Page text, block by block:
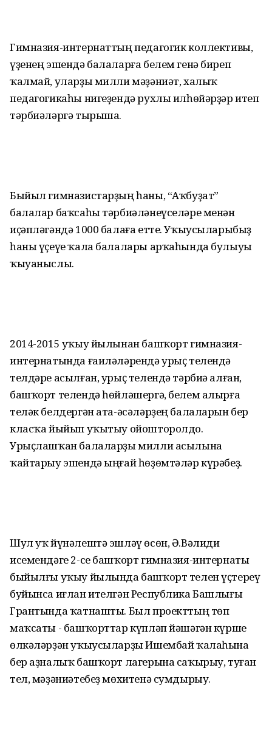
Гимназия-интернаттың педагогик коллективы,
үҙенең эшендә балаларға белем генә биреп
ҡалмай, уларҙы милли мәҙәниәт, халыҡ
педагогикаһы нигеҙендә рухлы илһөйәрҙәр итеп
тәрбиәләргә тырыша.
Быйыл гимназистарҙың һаны, “Аҡбуҙат”
балалар баҡсаһы тәрбиәләнеүселәре менән
иҫәпләгәндә 1000 балаға етте. Уҡыусыларыбыҙ
һаны үҫеүе ҡала балалары арҡаһында булыуы
ҡыуаныслы.
2014-2015 уҡыу йылынан башҡорт гимназия-
интернатында ғаиләләрендә урыҫ телендә
телдәре асылған, урыҫ телендә тәрбиә алған,
башҡорт телендә һөйләшергә, белем алырға
теләк белдергән ата-әсәләрҙең балаларын бер
класҡа йыйып уҡытыу ойошторолдо.
Урыҫлашҡан балаларҙы милли асылына
ҡайтарыу эшендә ыңғай һөҙөмтәләр күрәбеҙ.
Шул уҡ йүнәлештә эшләү өсөн, Ә.Вәлиди
исемендәге 2-се башҡорт гимназия-интернаты
быйылғы уҡыу йылында башҡорт телен үҫтереү
буйынса иғлан ителгән Республика Башлығы
Грантында ҡатнашты. Был проекттың төп
маҡсаты - башҡорттар күпләп йәшәгән күрше
өлкәләрҙән уҡыусыларҙы Ишембай ҡалаһына
бер аҙналыҡ башҡорт лагерына саҡырыу, туған
тел, мәҙәниәтебеҙ мөхитенә сумдырыу.